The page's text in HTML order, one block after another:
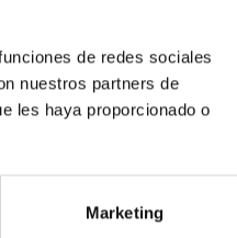
de redes sociales
nuestros partners de
les haya proporcionado o
Marketing
S05 Pro desde